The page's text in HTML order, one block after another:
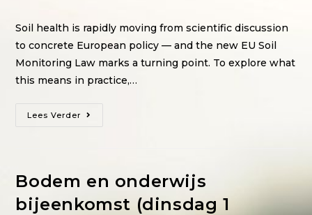
Soil health is rapidly moving from scientific discussion
to concrete European policy — and the new EU Soil
Monitoring Law marks a turning point. To explore what
this means in practice,…
Lees Verder
Bodem en onderwijs
bijeenkomst (dinsdag 1